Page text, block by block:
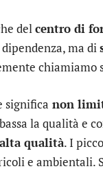
delcentro di
ma di
chiamiamo
significa non
la qualità e
qualità. I
e ambientali.